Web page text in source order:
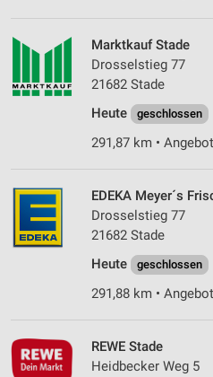
Marktkauf Stade
Drosselstieg 77
21682 Stade
Heute
geschlossen
291,87 km •
EDEKA Meyer´s
Drosselstieg 77
21682 Stade
Heute
geschlossen
291,88 km •
REWE Stade
Heidbecker Weg 5